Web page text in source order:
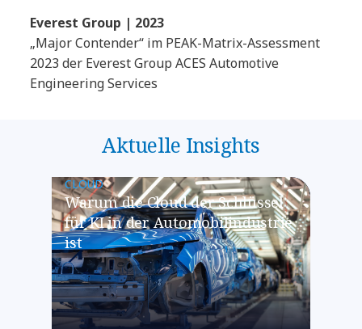
Everest Group | 2023
„Major Contender“ im PEAK-Matrix-Assessment
2023 der Everest Group ACES Automotive
Engineering Services
Aktuelle Insights
CLOUD
Warum die Cloud der Schlüssel
für KI in der Automobilindustrie
ist